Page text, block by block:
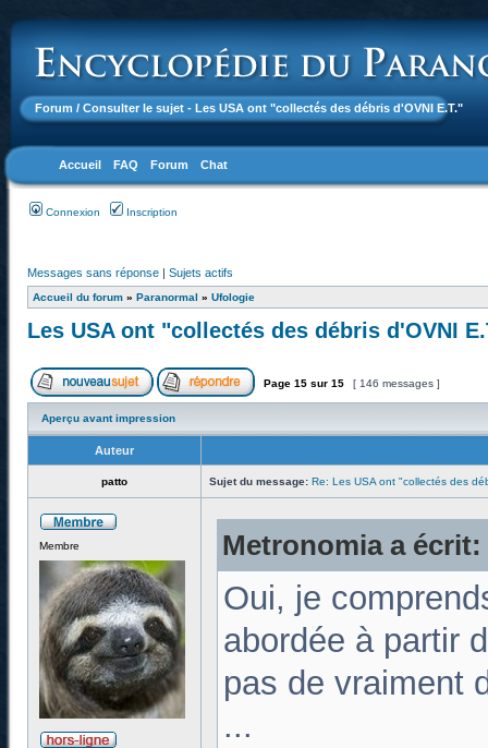
Forum / Consulter le sujet - Les USA ont "collectés des débris d'OVNI E.T."
Accueil FAQ Forum Chat
Connexion Inscription
Messages sans réponse | Sujets actifs
Accueil du forum » Paranormal » Ufologie
Les USA ont "collectés des débris d'OVNI
Page 15 sur 15 [ 146 messages ]
Aperçu avant impression
Auteur
patto Sujet du message: Re: Les USA ont "collectés des
Membre Metronomia a écrit:
Oui, je
abordée à partir
pas de vraiment
...